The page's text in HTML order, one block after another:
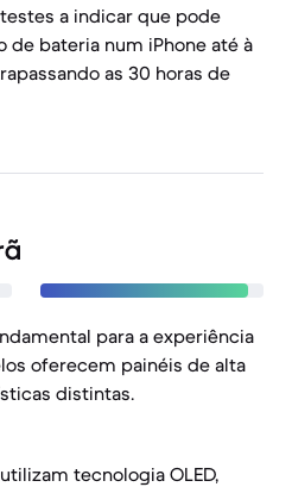
a indicar que pode
de bateria num iPhone até à
as 30 horas de
para a experiência
oferecem painéis de alta
distintas.
tecnologia OLED,